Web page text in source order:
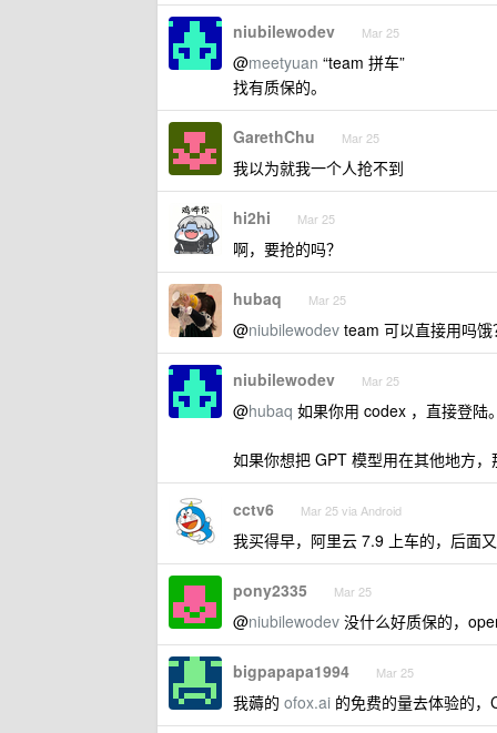
niubilewodev Mar 25
@meetyuan “team 拼车”
找有质保的。
GarethChu Mar 25
我以为就我一个人抢不到
hi2hi Mar 25
啊，要抢的吗？
hubaq Mar 25
@niubilewodev team 可以直接用吗
niubilewodev Mar 25
@hubaq 如果你用 codex ，直接登陆。
如果你想把 GPT 模型用在其他地方，
cctv6 Mar 25 via Android
我买得早，阿里云 7.9 上车的，后面
pony2335 Mar 25
@niubilewodev 没什么好质保的，
bigpapapa1994 Mar 25
我薅的 ofox.ai 的免费的量去体验的